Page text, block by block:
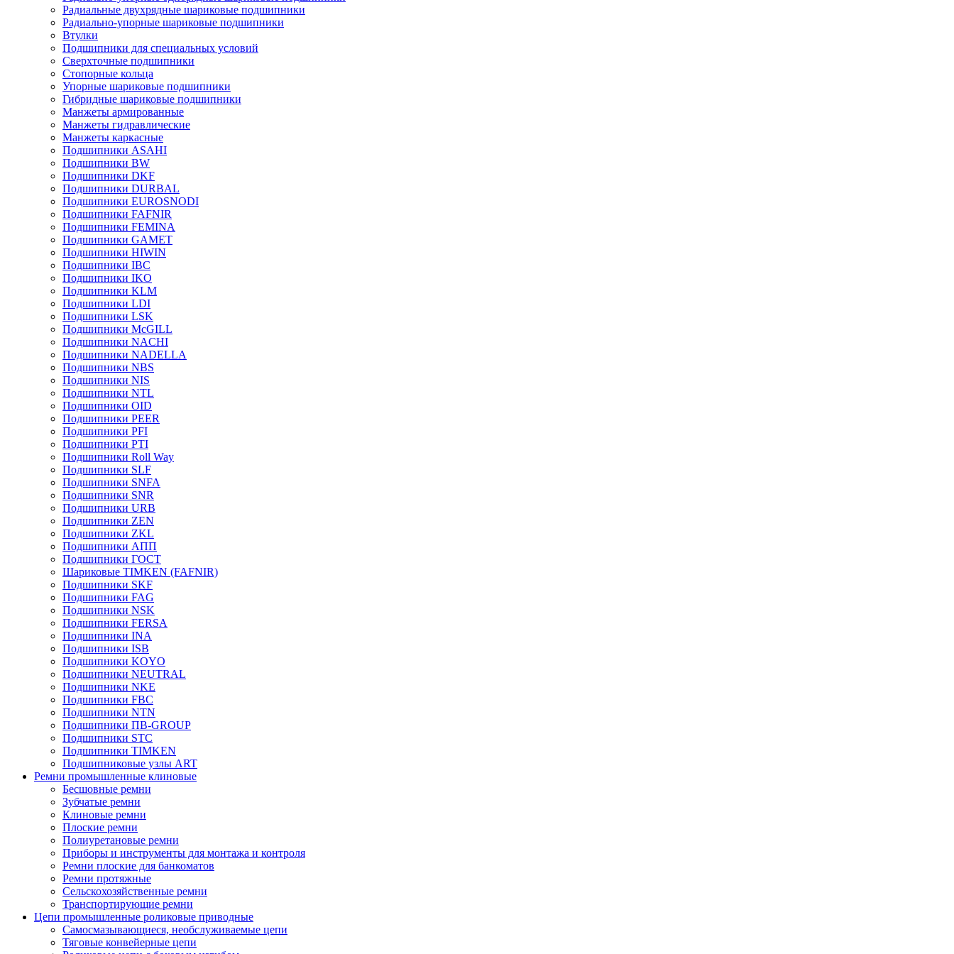
Радиальные двухрядные шариковые подшипники
Радиально-упорные шариковые подшипники
Втулки
Подшипники для специальных условий
Сверхточные подшипники
Стопорные кольца
Упорные шариковые подшипники
Гибридные шариковые подшипники
Манжеты армированные
Манжеты гидравлические
Манжеты каркасные
Подшипники ASAHI
Подшипники BW
Подшипники DKF
Подшипники DURBAL
Подшипники EUROSNODI
Подшипники FAFNIR
Подшипники FEMINA
Подшипники GAMET
Подшипники HIWIN
Подшипники IBC
Подшипники IKO
Подшипники KLM
Подшипники LDI
Подшипники LSK
Подшипники McGILL
Подшипники NACHI
Подшипники NADELLA
Подшипники NBS
Подшипники NIS
Подшипники NTL
Подшипники OID
Подшипники PEER
Подшипники PFI
Подшипники PTI
Подшипники Roll Way
Подшипники SLF
Подшипники SNFA
Подшипники SNR
Подшипники URB
Подшипники ZEN
Подшипники ZKL
Подшипники АПП
Подшипники ГОСТ
Шариковые ТІMKEN (FAFNIR)
Подшипники SKF
Подшипники FAG
Подшипники NSK
Подшипники FERSA
Подшипники INA
Подшипники ISB
Подшипники KOYO
Подшипники NEUTRAL
Подшипники NKE
Подшипники FBC
Подшипники NTN
Подшипники ПВ-GROUP
Подшипники STC
Подшипники TIMKEN
Подшипниковые узлы ART
Ремни промышленные клиновые
Бесшовные ремни
Зубчатые ремни
Клиновые ремни
Плоские ремни
Полиуретановые ремни
Приборы и инструменты для монтажа и контроля
Ремни плоские для банкоматов
Ремни протяжные
Сельскохозяйственные ремни
Транспортирующие ремни
Цепи промышленные роликовые приводные
Самосмазывающиеся, необслуживаемые цепи
Тяговые конвейерные цепи